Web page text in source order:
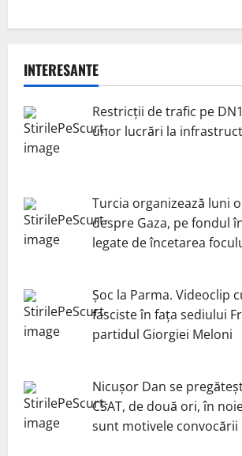
INTERESANTE
Restricții de trafic pe
unor lucrări la
Turcia organizează luni
despre Gaza, pe fondul
legate de încetarea
Șoc la Parma. Videoclip
fasciste în fața sediului
partidul Giorgiei Meloni
Nicuşor Dan se
CSAT, de două ori, în
sunt motivele convocării